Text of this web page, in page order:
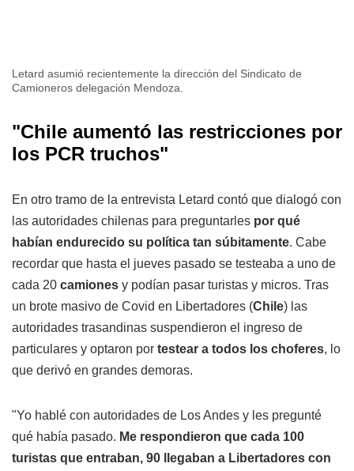
Letard asumió recientemente la dirección del Sindicato de
Camioneros delegación Mendoza.
"Chile aumentó las restricciones por
los PCR truchos"
En otro tramo de la entrevista Letard contó que dialogó con
las autoridades chilenas para preguntarles por qué
habían endurecido su política tan súbitamente. Cabe
recordar que hasta el jueves pasado se testeaba a uno de
cada 20 camiones y podían pasar turistas y micros. Tras
un brote masivo de Covid en Libertadores (Chile) las
autoridades trasandinas suspendieron el ingreso de
particulares y optaron por testear a todos los choferes, lo
que derivó en grandes demoras.
"Yo hablé con autoridades de Los Andes y les pregunté
qué había pasado. Me respondieron que cada 100
turistas que entraban, 90 llegaban a Libertadores con